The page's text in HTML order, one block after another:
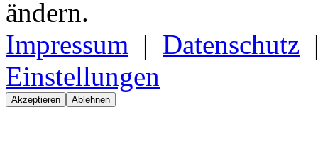
ändern.
Impressum | Datenschutz
Einstellungen
Akzeptieren Ablehnen